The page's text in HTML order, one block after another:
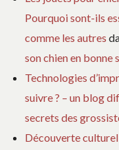
Pourquoi sont-ils
comme les autres
son chien en bonne
Technologies
suivre ? – un blog
secrets des
Découverte